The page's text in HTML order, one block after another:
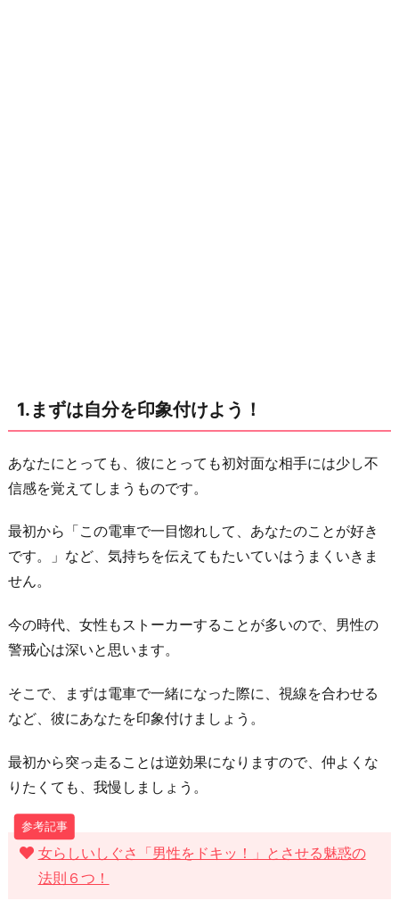
ー
ル
し
よ
3.
話
し
か
け
み
よ
4.
連
絡
先
を
1.まずは自分を印象付けよう！
あなたにとっても、彼にとっても初対面な相手には少し不
信感を覚えてしまうものです。
最初から「この電車で一目惚れして、あなたのことが好き
です。」など、気持ちを伝えてもたいていはうまくいきま
せん。
今の時代、女性もストーカーすることが多いので、男性の
警戒心は深いと思います。
そこで、まずは電車で一緒になった際に、視線を合わせる
など、彼にあなたを印象付けましょう。
最初から突っ走ることは逆効果になりますので、仲よくな
りたくても、我慢しましょう。
女らしいしぐさ「男性をドキッ！」とさせる魅惑の
法則６つ！